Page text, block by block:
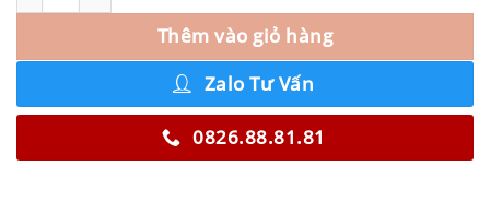
Thêm vào giỏ hàng
Zalo Tư Vấn
0826.88.81.81